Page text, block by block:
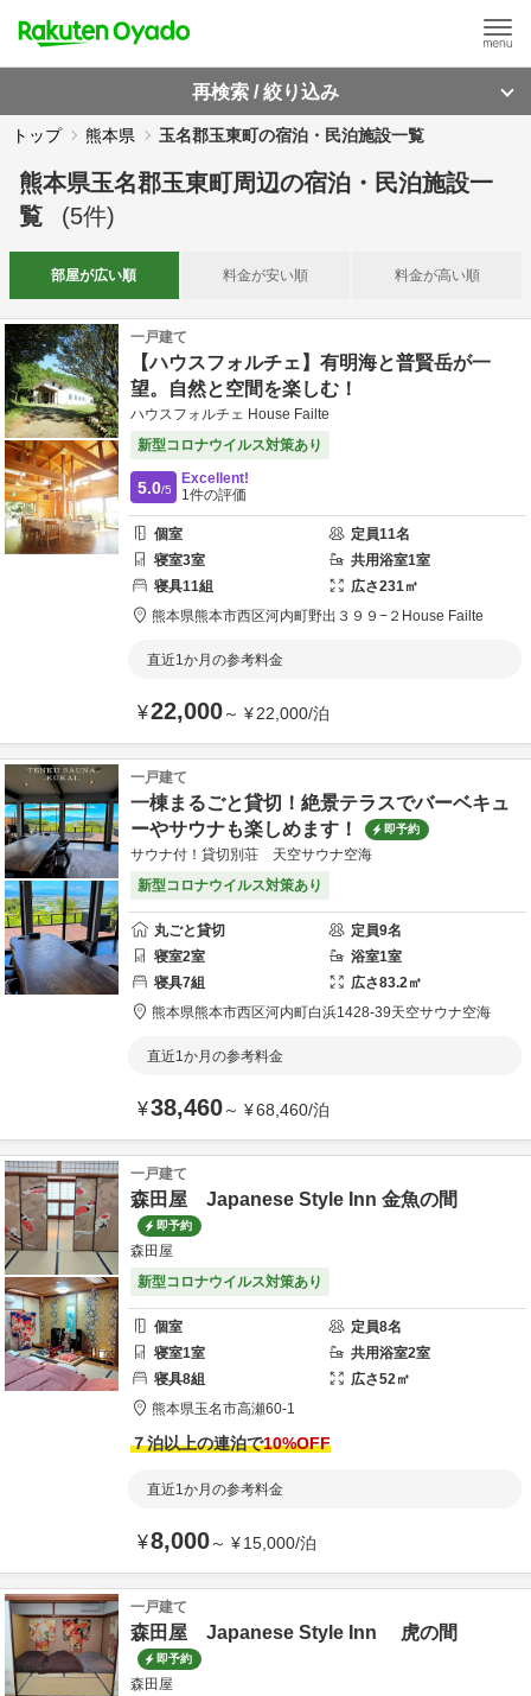
再検索 / 絞り込み
トップ 熊本県 玉名郡玉東町の宿泊・民泊施設一覧
熊本県玉名郡玉東町周辺の宿泊・民泊施設一
覧
(5件)
部屋が広い順 料金が安い順 料金が高い順
一戸建て
【ハウスフォルチェ】有明海と普賢岳が一
望。自然と空間を楽しむ！
ハウスフォルチェ House Failte
新型コロナウイルス対策あり
5.0/5
Excellent!
1件の評価
個室 定員11名
寝室3室 共用浴室1室
寝具11組 広さ231㎡
熊本県熊本市西区河内町野出３９９−２ House Failte
直近1か月の参考料金
¥22,000～ ¥22,000/泊
一戸建て
一棟まるごと貸切！絶景テラスでバーベキュ
ーやサウナも楽しめます！
即予約
サウナ付！貸切別荘 天空サウナ空海
新型コロナウイルス対策あり
丸ごと貸切 定員9名
寝室2室 浴室1室
寝具7組 広さ83.2㎡
熊本県熊本市西区河内町白浜1428-39天空サウナ空海
直近1か月の参考料金
¥38,460～ ¥68,460/泊
一戸建て
森田屋 Japanese Style Inn 金魚の間
即予約
森田屋
新型コロナウイルス対策あり
個室 定員8名
寝室1室 共用浴室2室
寝具8組 広さ52㎡
熊本県玉名市高瀬60-1
７泊以上の連泊で10%OFF
直近1か月の参考料金
¥8,000～ ¥15,000/泊
一戸建て
森田屋 Japanese Style Inn 虎の間
即予約
森田屋